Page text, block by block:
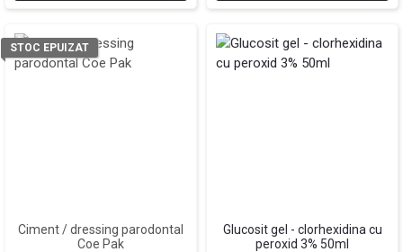
Ciment / dressing parodontal
Coe Pak
STOC EPUIZAT
Glucosit gel - clorhexidina cu
peroxid 3% 50ml